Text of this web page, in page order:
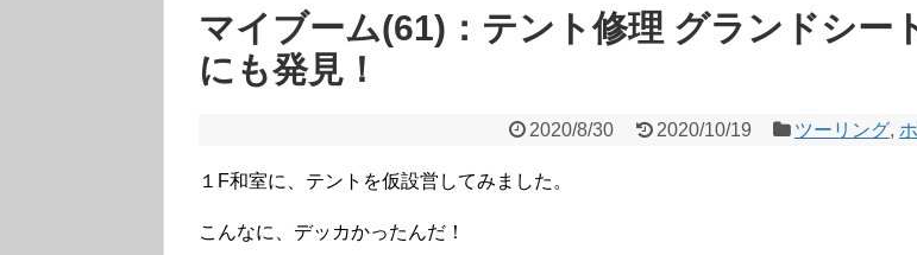
マイブーム(61)：テント修理 グランドシー
にも発見！
2020/8/30 2020/10/19 ツーリング,
１F和室に、テントを仮設営してみました。
こんなに、デッカかったんだ！